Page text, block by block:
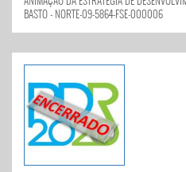
BASTO - NORTE-09-5864-FSE-000006